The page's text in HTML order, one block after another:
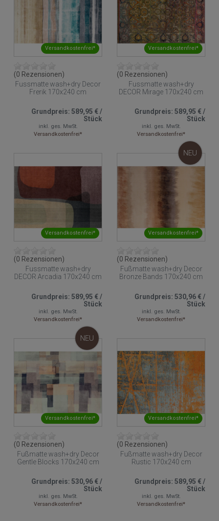
Versandkostenfrei*
(0 Rezensionen)
Fussmatte wash+dry Decor
Frerik 170x240 cm
Grundpreis: 589,95 €/
Stück
inkl. ges. MwSt.
Versandkostenfrei*
Versandkostenfrei*
(0 Rezensionen)
Fussmatte wash+dry
DECOR Mirage 170x240 cm
Grundpreis: 589,95 €/
Stück
inkl. ges. MwSt.
Versandkostenfrei*
Versandkostenfrei*
(0 Rezensionen)
Fussmatte wash+dry
DECOR Arcadia 170x240 cm
Grundpreis: 589,95 €/
Stück
inkl. ges. MwSt.
Versandkostenfrei*
Versandkostenfrei*
NEU
(0 Rezensionen)
Fußmatte wash+dry Decor
Bronze Bands 170x240 cm
Grundpreis: 530,96 €/
Stück
inkl. ges. MwSt.
Versandkostenfrei*
Versandkostenfrei*
NEU
(0 Rezensionen)
Fußmatte wash+dry Decor
Gentle Blocks 170x240 cm
Grundpreis: 530,96 €/
Stück
inkl. ges. MwSt.
Versandkostenfrei*
Versandkostenfrei*
(0 Rezensionen)
Fußmatte wash+dry Decor
Rustic 170x240 cm
Grundpreis: 589,95 €/
Stück
inkl. ges. MwSt.
Versandkostenfrei*